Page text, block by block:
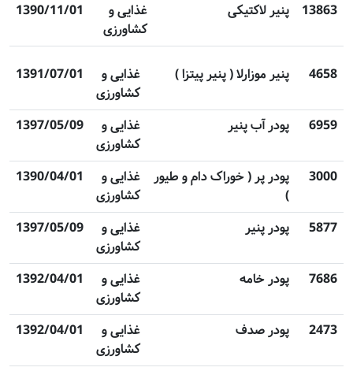
13863 پنیر لاکتیکی
غذایی و
کشاورزی
1390/11/01
4658 پنیر موزارلا ( پنیر پیتزا )
غذایی و
کشاورزی
1391/07/01
6959 پودر آب پنیر
غذایی و
کشاورزی
1397/05/09
3000
پودر پر ( خوراک دام و طیور
)
غذایی و
کشاورزی
1390/04/01
5877 پودر پنیر
غذایی و
کشاورزی
1397/05/09
7686 پودر خامه
غذایی و
کشاورزی
1392/04/01
2473 پودر صدف
غذایی و
کشاورزی
1392/04/01